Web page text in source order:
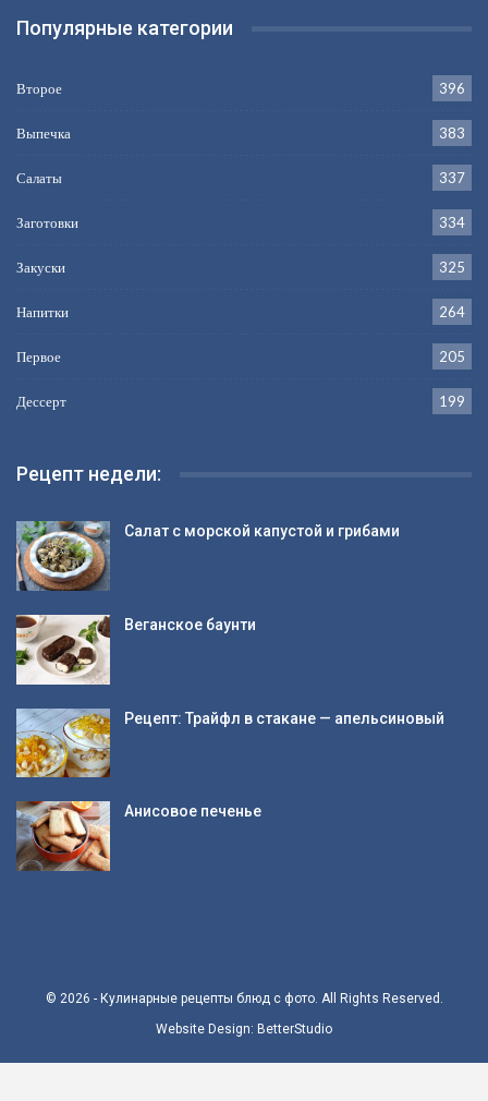
Популярные категории
Второе 396
Выпечка 383
Салаты 337
Заготовки 334
Закуски 325
Напитки 264
Первое 205
Дессерт 199
Рецепт недели:
Салат с морской капустой и грибами
Веганское баунти
Рецепт: Трайфл в стакане — апельсиновый
Анисовое печенье
© 2026 - Кулинарные рецепты блюд с фото. All Rights Reserved.
Website Design: BetterStudio